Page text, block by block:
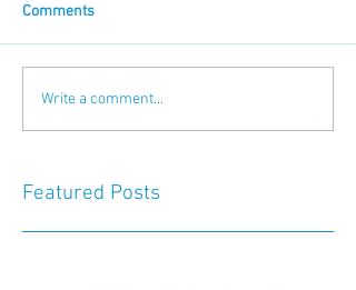
Comments
Write a comment...
Featured Posts